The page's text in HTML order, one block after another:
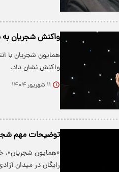
واکنش شجریان به
همایون شجریان با
واکنش نشان داد.
۱۱ شهریور ۱۴۰۴
توضیحات مهم
«همایون شجریان»،
رایگان در میدان